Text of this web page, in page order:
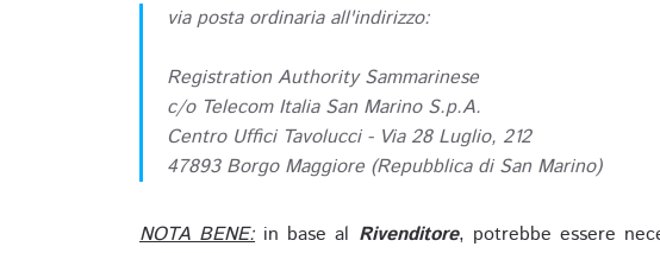
via posta ordinaria all'indirizzo:
Registration Authority Sammarinese
c/o Telecom Italia San Marino S.p.A.
Centro Uffici Tavolucci - Via 28 Luglio, 212
47893 Borgo Maggiore (Repubblica di San Marino)
NOTA BENE: in base al Rivenditore, potrebbe essere